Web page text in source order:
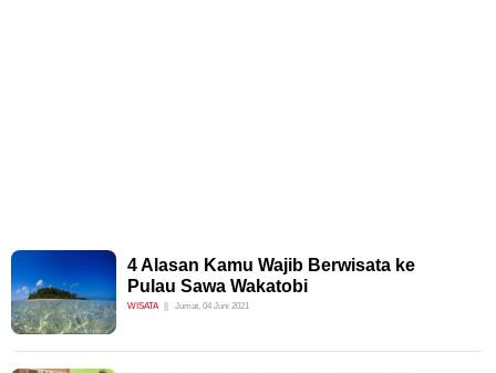
4 Alasan Kamu Wajib Berwisata ke
Pulau Sawa Wakatobi
WISATA Jumat, 04 Juni 2021